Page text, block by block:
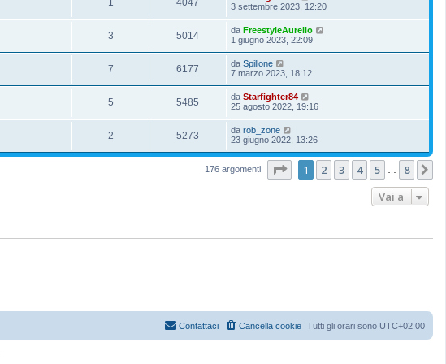
3 settembre 2023, 12:20
3 5014 da FreestyleAurelio
1 giugno 2023, 22:09
7 6177 da Spillone
7 marzo 2023, 18:12
5 5485 da Starfighter84
25 agosto 2022, 19:16
2 5273 da rob_zone
23 giugno 2022, 13:26
176 argomenti Pagina di
1 2 3 4 5 8
Vai a
Tutti gli orari sono UTC+02:00
Cancella cookie
Contattaci